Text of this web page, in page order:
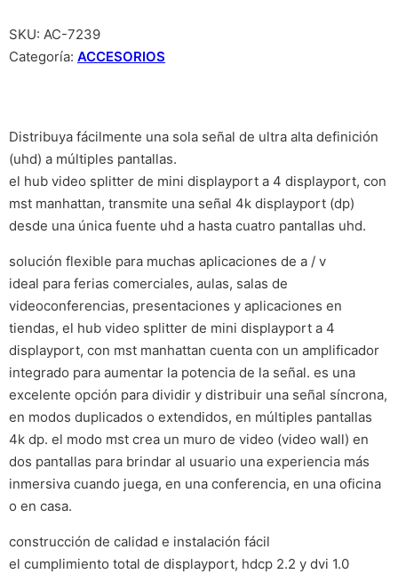
SKU: AC-7239
Categoría: ACCESORIOS
Distribuya fácilmente una sola señal de ultra alta definición
(uhd) a múltiples pantallas.
el hub video splitter de mini displayport a 4 displayport, con
mst manhattan, transmite una señal 4k displayport (dp)
desde una única fuente uhd a hasta cuatro pantallas uhd.
solución flexible para muchas aplicaciones de a / v
ideal para ferias comerciales, aulas, salas de
videoconferencias, presentaciones y aplicaciones en
tiendas, el hub video splitter de mini displayport a 4
displayport, con mst manhattan cuenta con un amplificador
integrado para aumentar la potencia de la señal. es una
excelente opción para dividir y distribuir una señal síncrona,
en modos duplicados o extendidos, en múltiples pantallas
4k dp. el modo mst crea un muro de video (video wall) en
dos pantallas para brindar al usuario una experiencia más
inmersiva cuando juega, en una conferencia, en una oficina
o en casa.
construcción de calidad e instalación fácil
el cumplimiento total de displayport, hdcp 2.2 y dvi 1.0